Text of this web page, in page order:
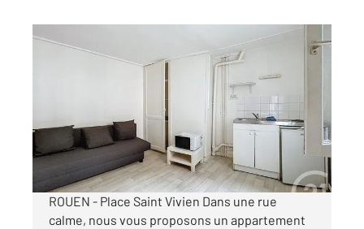
ROUEN 76
, 1 pièce
Appartement Studio à louer
382 €
par mois charges comprises
ROUEN - Place Saint Vivien Dans une rue
calme, nous vous proposons un appartement